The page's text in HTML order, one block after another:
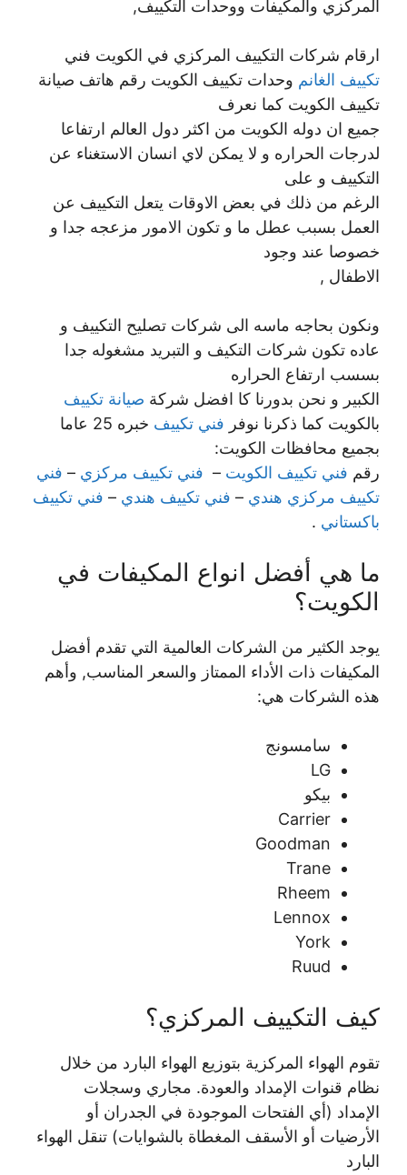
المركزي والمكيفات ووحدات التكييف,
ارقام شركات التكييف المركزي في الكويت فني
تكييف الغانم وحدات تكييف الكويت رقم هاتف صيانة
تكييف الكويت كما نعرف
جميع ان دوله الكويت من اكثر دول العالم ارتفاعا
لدرجات الحراره و لا يمكن لاي انسان الاستغناء عن
التكييف و على
الرغم من ذلك في بعض الاوقات يتعل التكييف عن
العمل بسبب عطل ما و تكون الامور مزعجه جدا و
خصوصا عند وجود
الاطفال ,
ونكون بحاجه ماسه الى شركات تصليح التكييف و
عاده تكون شركات التكيف و التبريد مشغوله جدا
بسسب ارتفاع الحراره
الكبير و نحن بدورنا كا افضل شركة صيانة تكييف
بالكويت كما ذكرنا نوفر فني تكييف
خبره 25 عاما
بجميع محافظات الكويت:
رقم فني تكييف الكويت – فني تكييف مركزي – فني
تكييف مركزي هندي – فني تكييف هندي – فني تكييف
باكستاني .
ما هي أفضل انواع المكيفات في
الكويت؟
يوجد الكثير من الشركات العالمية التي تقدم أفضل
المكيفات ذات الأداء الممتاز والسعر المناسب, وأهم
هذه الشركات هي:
سامسونج
LG
بيكو
Carrier
Goodman
Trane
Rheem
Lennox
York
Ruud
كيف التكييف المركزي؟
تقوم الهواء المركزية بتوزيع الهواء البارد من خلال
نظام قنوات الإمداد والعودة. مجاري وسجلات
الإمداد (أي الفتحات الموجودة في الجدران أو
الأرضيات أو الأسقف المغطاة بالشوايات) تنقل الهواء
البارد